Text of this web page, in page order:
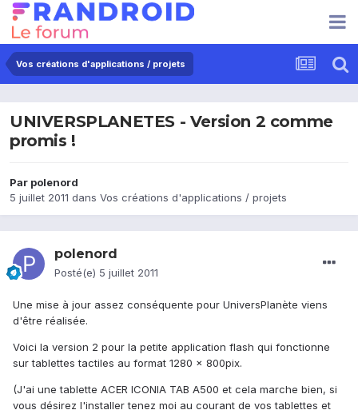
Vos créations d'applications / projets
UNIVERSPLANETES - Version 2 comme
promis !
Par polenord
5 juillet 2011 dans Vos créations d'applications / projets
polenord
Posté(e) 5 juillet 2011
Une mise à jour assez conséquente pour UniversPlanète viens
d'être réalisée.
Voici la version 2 pour la petite application flash qui fonctionne
sur tablettes tactiles au format 1280 x 800pix.
(J'ai une tablette ACER ICONIA TAB A500 et cela marche bien, si
vous désirez l'installer tenez moi au courant de vos tablettes et